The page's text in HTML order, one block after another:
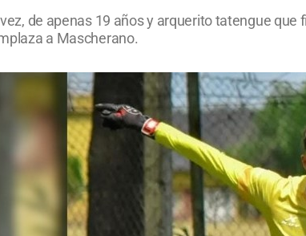
de apenas 19 años y arquerito tatengue
a Mascherano.